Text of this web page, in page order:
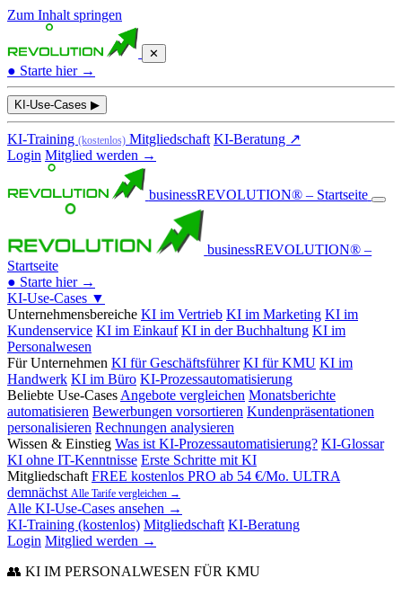
Zum Inhalt springen
✕
● Starte hier →
KI-Use-Cases ▶
KI-Training (kostenlos) Mitgliedschaft KI-Beratung ↗
Login Mitglied werden →
businessREVOLUTION® – Startseite
businessREVOLUTION® –
Startseite
● Starte hier →
KI-Use-Cases ▼
Unternehmensbereiche KI im Vertrieb KI im Marketing KI im
Kundenservice KI im Einkauf KI in der Buchhaltung KI im
Personalwesen
Für Unternehmen KI für Geschäftsführer KI für KMU KI im
Handwerk KI im Büro KI-Prozessautomatisierung
Beliebte Use-Cases Angebote vergleichen Monatsberichte
automatisieren Bewerbungen vorsortieren Kundenpräsentationen
personalisieren Rechnungen analysieren
Wissen & Einstieg Was ist KI-Prozessautomatisierung? KI-Glossar
KI ohne IT-Kenntnisse Erste Schritte mit KI
Mitgliedschaft FREE kostenlos PRO ab 54 €/Mo. ULTRA
demnächst Alle Tarife vergleichen →
Alle KI-Use-Cases ansehen →
KI-Training (kostenlos) Mitgliedschaft KI-Beratung
Login Mitglied werden →
👥 KI IM PERSONALWESEN FÜR KMU